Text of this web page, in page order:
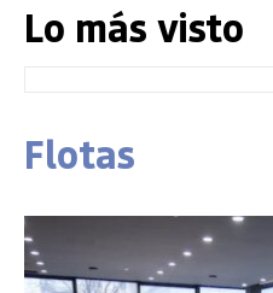
Lo más visto
Flotas